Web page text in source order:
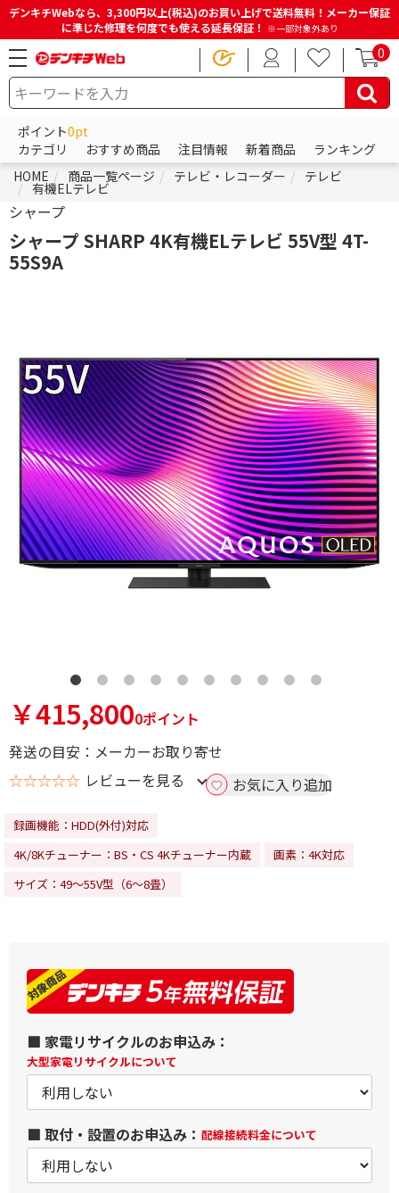
デンキチWebなら、3,300円以上(税込)のお買い上げで送料無料！メーカー保証
に準じた修理を何度でも使える延長保証！ ※一部対象外あり
0
ポイント0pt
カテゴリ
おすすめ商品 注目情報 新着商品
ランキング
HOME
商品一覧ページ テレビ・レコーダー テレビ
有機ELテレビ
シャープ
シャープ SHARP 4K有機ELテレビ 55V型 4T-
55S9A
￥415,8000ポイント
発送の目安：メーカーお取り寄せ
☆☆☆☆☆ レビューを見る お気に入り追加
録画機能：HDD(外付)対応
4K/8Kチューナー：BS・CS 4Kチューナー内蔵
画素：4K対応
サイズ：49～55V型（6～8畳）
■ 家電リサイクルのお申込み：
大型家電リサイクルについて
■ 取付・設置のお申込み： 配線接続料金について